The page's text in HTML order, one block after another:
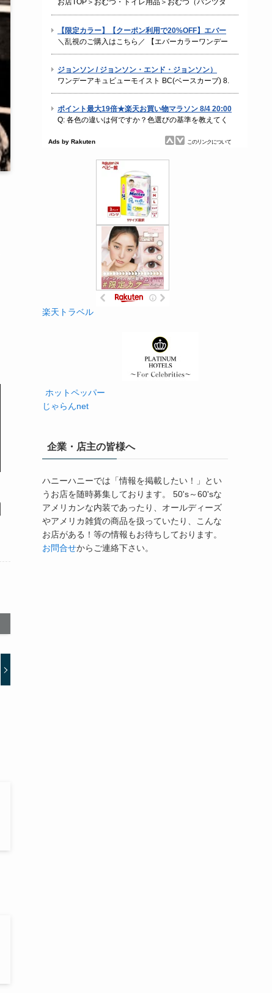
楽天トラベル
ホットペッパー
じゃらんnet
企業・店主の皆様へ
ハニーハニーでは「情報を掲載したい！」とい
うお店を随時募集しております。 50's～60'sな
アメリカンな内装であったり、オールディーズ
やアメリカ雑貨の商品を扱っていたり、こんな
お店がある！等の情報もお待ちしております。
お問合せからご連絡下さい。